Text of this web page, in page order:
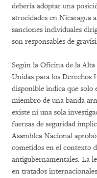
debería adoptar una
atrocidades en Nicaragua
sanciones individuales
son responsables de
Según la Oficina de la
Unidas para los
disponible indica que solo
miembro de una banda
existe ni una sola
fuerzas de seguridad
Asamblea Nacional
cometidos en el contexto
antigubernamentales. La
en tratados